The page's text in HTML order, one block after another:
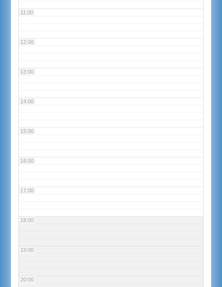
11:00
12:00
13:00
14:00
15:00
16:00
17:00
18:00
19:00
20:00